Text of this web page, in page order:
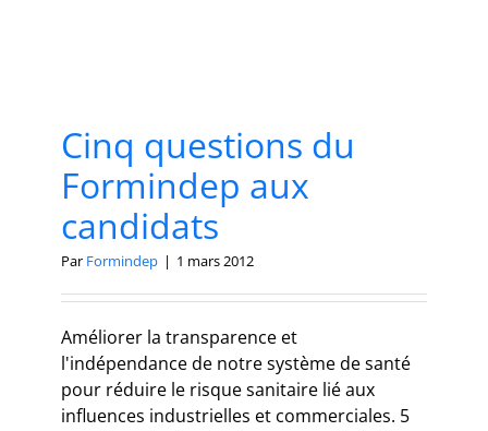
Cinq questions du
Formindep aux
candidats
Par Formindep | 1 mars 2012
Améliorer la transparence et
l'indépendance de notre système de santé
pour réduire le risque sanitaire lié aux
influences industrielles et commerciales. 5